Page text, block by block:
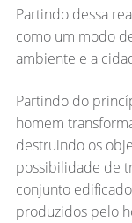
Partindo dessa
como um modo
ambiente e a
Partindo do
homem
destruindo os
possibilidade de
conjunto
produzidos pelo